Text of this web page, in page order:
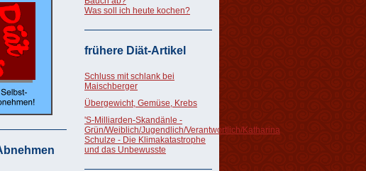
Was soll ich heute kochen?
frühere Diät-Artikel
Schluss mit schlank bei
Maischberger
Übergewicht, Gemüse, Krebs
'S-Milliarden-Skandänle -
Grün/Weiblich/Jugendlich/Verantwortlich/Katharina
Schulze - Die Klimakatastrophe
und das Unbewusste